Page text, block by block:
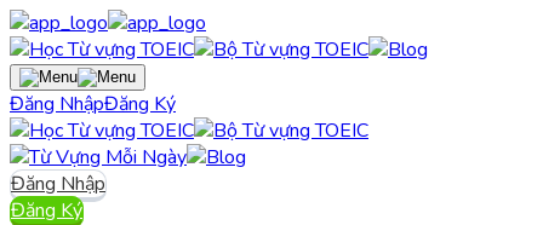
Đăng NhậpĐăng Ký
Đăng Nhập
Đăng Ký